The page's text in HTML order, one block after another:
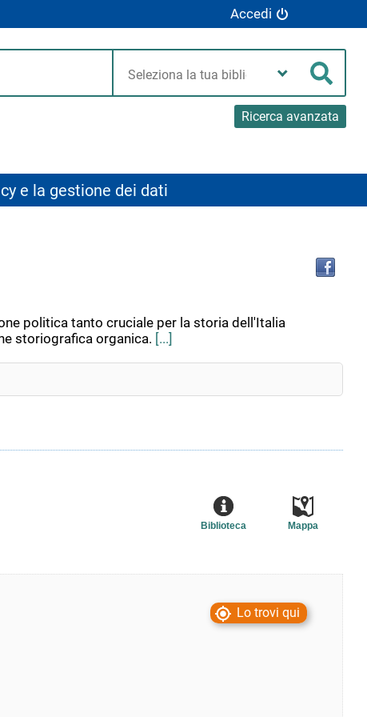
Accedi
Cerca
Ricerca avanzata
e la gestione dei dati
politica tanto cruciale per la storia dell'Italia
storiografica organica. [...]
Mappa
Biblioteca
Lo trovi qui